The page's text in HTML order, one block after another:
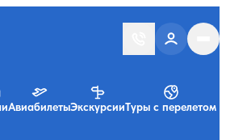
АвиабилетыЭкскурсииТуры с перелетом